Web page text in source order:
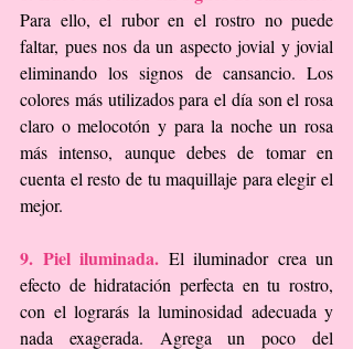
Para ello, el rubor en el rostro no puede
faltar, pues nos da un aspecto jovial y jovial
eliminando los signos de cansancio. Los
colores más utilizados para el día son el rosa
claro o melocotón y para la noche un rosa
más intenso, aunque debes de tomar en
cuenta el resto de tu maquillaje para elegir el
mejor.
9. Piel iluminada. El iluminador crea un
efecto de hidratación perfecta en tu rostro,
con el lograrás la luminosidad adecuada y
nada exagerada. Agrega un poco del